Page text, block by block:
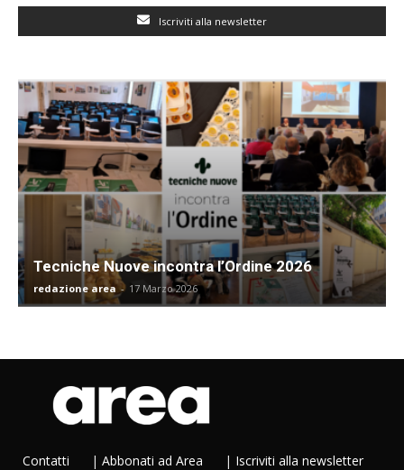
Iscriviti alla newsletter
Tecniche Nuove incontra l’Ordine 2026
redazione area - 17 Marzo 2026
Contatti | Abbonati ad Area | Iscriviti alla newsletter